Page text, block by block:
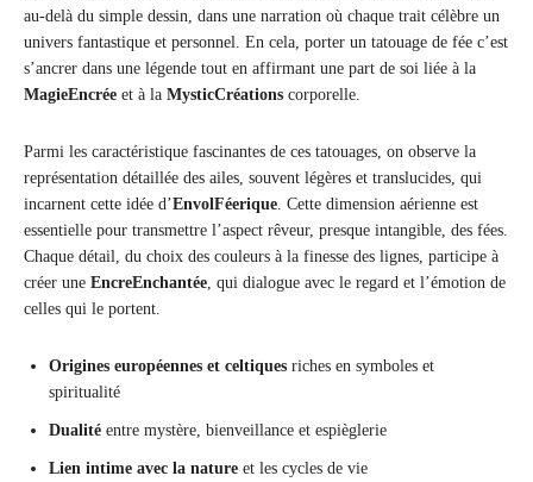
au-delà du simple dessin, dans une narration où chaque trait célèbre un
univers fantastique et personnel. En cela, porter un tatouage de fée c’est
s’ancrer dans une légende tout en affirmant une part de soi liée à la
MagieEncrée et à la MysticCréations corporelle.
Parmi les caractéristique fascinantes de ces tatouages, on observe la
représentation détaillée des ailes, souvent légères et translucides, qui
incarnent cette idée d’EnvolFéerique . Cette dimension aérienne est
essentielle pour transmettre l’aspect rêveur, presque intangible, des fées.
Chaque détail, du choix des couleurs à la finesse des lignes, participe à
créer une EncreEnchantée , qui dialogue avec le regard et l’émotion de
celles qui le portent.
Origines européennes et celtiques riches en symboles et
spiritualité
Dualité entre mystère, bienveillance et espièglerie
Lien intime avec la nature et les cycles de vie